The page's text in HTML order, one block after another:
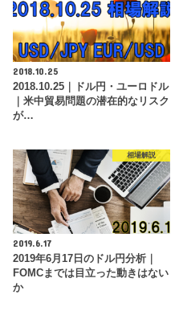
2018.10.25
2018.10.25｜ドル円・ユーロドル
｜米中貿易問題の潜在的なリスク
が…
相場解説
2019.6.17
2019年6月17日のドル円分析｜
FOMCまでは目立った動きはない
か